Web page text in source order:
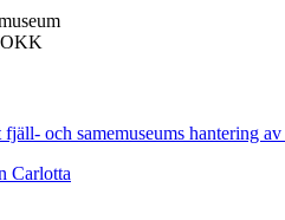
och samemuseums hantering
Carlotta